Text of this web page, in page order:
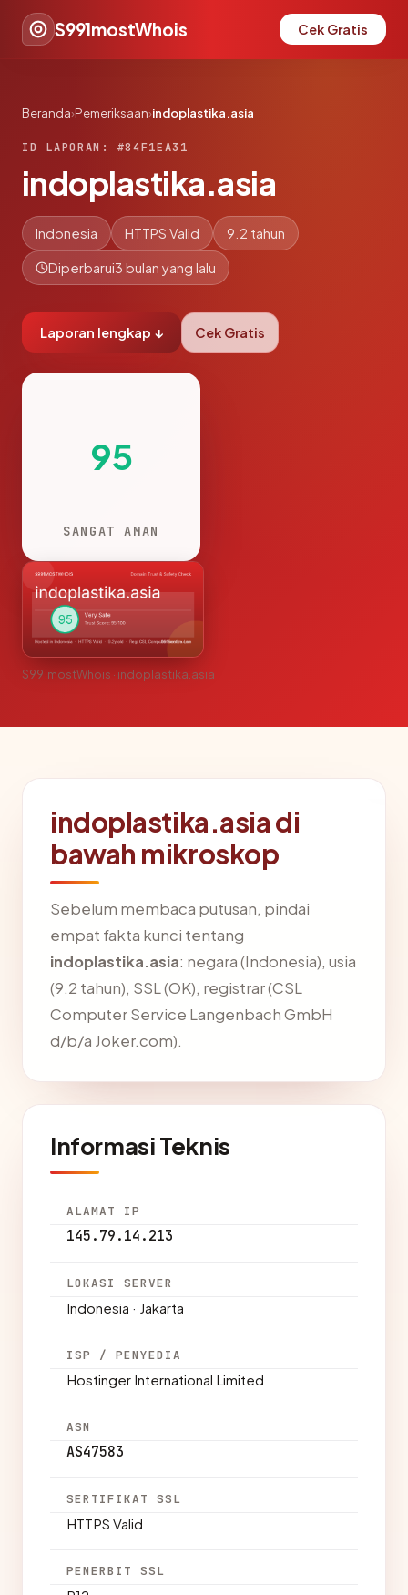
S991mostWhois Cek Gratis
Beranda›Pemeriksaan›indoplastika.asia
ID LAPORAN: #84F1EA31
indoplastika.asia
Indonesia HTTPS Valid 9.2 tahun
Diperbarui3 bulan yang lalu
Laporan lengkap ↓ Cek Gratis
95
SANGAT AMAN
S991mostWhois · indoplastika.asia
indoplastika.asia di
bawah mikroskop
Sebelum membaca putusan, pindai
empat fakta kunci tentang
indoplastika.asia: negara (Indonesia), usia
(9.2 tahun), SSL (OK), registrar (CSL
Computer Service Langenbach GmbH
d/b/a Joker.com).
Informasi Teknis
ALAMAT IP
145.79.14.213
LOKASI SERVER
Indonesia · Jakarta
ISP / PENYEDIA
Hostinger International Limited
ASN
AS47583
SERTIFIKAT SSL
HTTPS Valid
PENERBIT SSL